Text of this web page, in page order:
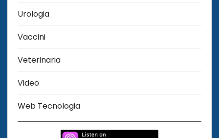
Urologia
Vaccini
Veterinaria
Video
Web Tecnologia